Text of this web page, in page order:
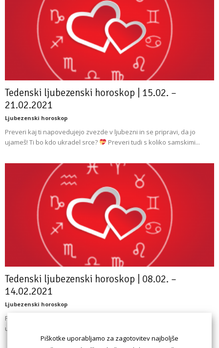
Tedenski ljubezenski horoskop | 15.02. –
21.02.2021
Ljubezenski horoskop
Preveri kaj ti napovedujejo zvezde v ljubezni in se pripravi, da jo
ujameš! Ti bo kdo ukradel srce?
Preveri tudi s koliko samskimi...
Tedenski ljubezenski horoskop | 08.02. –
14.02.2021
Ljubezenski horoskop
Preveri kaj ti napovedujejo zvezde v ljubezni in se pripravi, da jo
ujameš! Ti bo kdo ukradel srce?
Piškotke uporabljamo za zagotovitev najboljše